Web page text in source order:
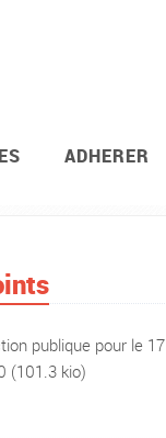
ADHERER
publique pour le 17
(101.3 kio)